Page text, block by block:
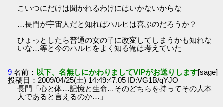
こいつにだけは聞かれるわけにはいかないからな
…長門が宇宙人だと知ればハルヒは喜ぶのだろうか？
ひょっとしたら普通の女の子に改変してしまうかも知れな
いな…等と今のハルヒをよく知る俺は考えていた
9 名前： 以下、名無しにかわりましてVIPがお送りします[sage]
投稿日：2009/04/25(土) 14:49:47.05 ID:VG1B/qYJO
長門「心と体…記憶と生命…そのどちらを持ってその人本
人であると言えるのか…」